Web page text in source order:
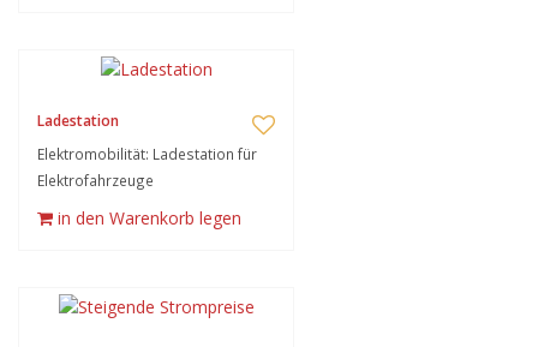
Ladestation
Elektromobilität: Ladestation für
Elektrofahrzeuge
in den Warenkorb legen